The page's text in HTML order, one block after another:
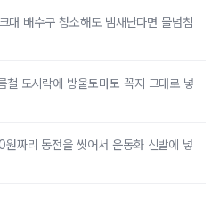
대 배수구 청소해도 냄새난다면 물넘침
도시락에 방울토마토 꼭지 그대로 넣
짜리 동전을 씻어서 운동화 신발에 넣